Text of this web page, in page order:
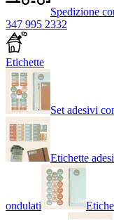
Spedizione
347 995 2332
Etichette
Set adesivi
Etichette
ondulati